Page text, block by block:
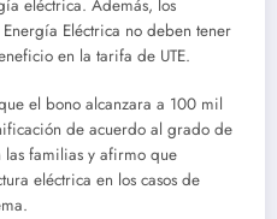
eléctrica. Además, los
Eléctrica no deben tener
en la tarifa de UTE.
el bono alcanzara a 100 mil
de acuerdo al grado de
familias y afirmo que
eléctrica en los casos de